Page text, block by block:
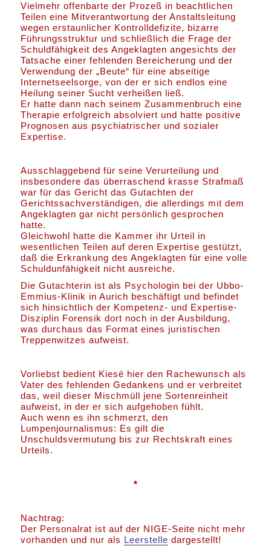
Vielmehr offenbarte der Prozeß in beachtlichen
Teilen eine Mitverantwortung der Anstaltsleitung
wegen erstaunlicher Kontrolldefizite, bizarre
Führungsstruktur und schließlich die Frage der
Schuldfähigkeit des Angeklagten angesichts der
Tatsache einer fehlenden Bereicherung und der
Verwendung der „Beute“ für eine abseitige
Internetseelsorge, von der er sich endlos eine
Heilung seiner Sucht verheißen ließ.
Er hatte dann nach seinem Zusammenbruch eine
Therapie erfolgreich absolviert und hatte positive
Prognosen aus psychiatrischer und sozialer
Expertise.
Ausschlaggebend für seine Verurteilung und
insbesondere das überraschend krasse Strafmaß
war für das Gericht das Gutachten der
Gerichtssachverständigen, die allerdings mit dem
Angeklagten gar nicht persönlich gesprochen
hatte.
Gleichwohl hatte die Kammer ihr Urteil in
wesentlichen Teilen auf deren Expertise gestützt,
daß die Erkrankung des Angeklagten für eine volle
Schuldunfähigkeit nicht ausreiche.
Die Gutachterin ist als Psychologin bei der Ubbo-
Emmius-Klinik in Aurich beschäftigt und befindet
sich hinsichtlich der Kompetenz- und Expertise-
Disziplin Forensik dort noch in der Ausbildung,
was durchaus das Format eines juristischen
Treppenwitzes aufweist.
Vorliebst bedient Kiesé hier den Rachewunsch als
Vater des fehlenden Gedankens und er verbreitet
das, weil dieser Mischmüll jene Sortenreinheit
aufweist, in der er sich aufgehoben fühlt.
Auch wenn es ihn schmerzt, den
Lumpenjournalismus: Es gilt die
Unschuldsvermutung bis zur Rechtskraft eines
Urteils.
*
Nachtrag:
Der Personalrat ist auf der NIGE-Seite nicht mehr
vorhanden und nur als Leerstelle dargestellt!